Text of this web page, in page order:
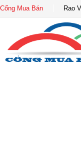
Cổng Mua Bán Rao